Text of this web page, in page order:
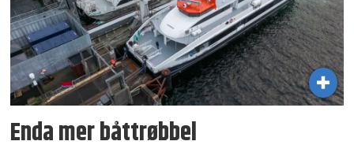
Enda mer båttrøbbel